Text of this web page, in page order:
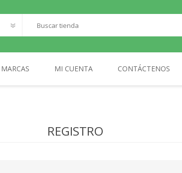
MARCAS MI CUENTA CONTÁCTENOS
REGISTRO